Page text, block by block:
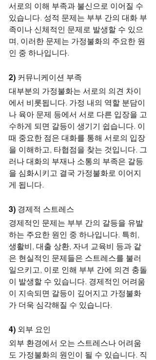
서로의 이해 부족과 불신으로 이어질 수
있습니다. 성적 문제는 부부 간의 대화 부
족이나 신체적인 문제로 발생할 수 있으
며, 이러한 문제는 가정불화의 주요한 원
인 중 하나입니다.
2) 커뮤니케이션 부족
대부분의 가정불화는 서로의 의견 차이
에서 비롯됩니다. 가정 내의 역할 분담이
나 육아 문제 등에서 서로 다른 입장을 고
수하게 되면 갈등이 생기기 쉽습니다. 이
때 중요한 점은 대화를 통해 서로의 입장
을 이해하고, 타협점을 찾는 것입니다. 그
러나 대화의 부재나 소통의 부족은 갈등
을 심화시키고 결국 가정불화로 이어지
게 됩니다.
3) 경제적 스트레스
경제적인 문제는 부부 간의 갈등을 유발
하는 주요한 원인 중 하나입니다. 특히,
생활비, 대출 상환, 자녀 교육비 등과 같
은 현실적인 문제들은 스트레스를 불러
일으키고, 이로 인해 부부 간에 의견 충돌
이 발생할 수 있습니다. 경제적인 어려움
이 지속되면 갈등이 깊어지고 가정불화
가 더욱 심각해질 수 있습니다.
4) 외부 요인
외부 환경에서 오는 스트레스나 어려움
도 가정불화의 원인이 될 수 있습니다. 직